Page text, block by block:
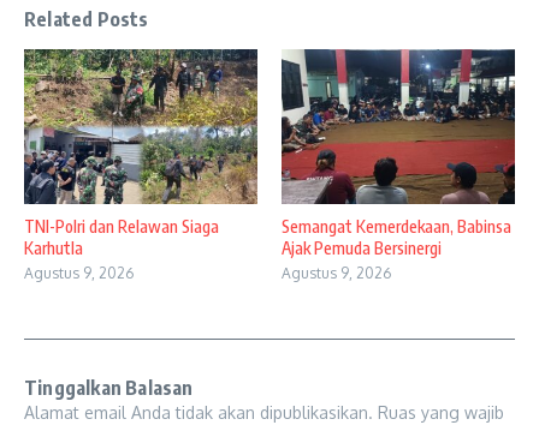
Related Posts
TNI-Polri dan Relawan Siaga
Karhutla
Agustus 9, 2026
Semangat Kemerdekaan, Babinsa
Ajak Pemuda Bersinergi
Agustus 9, 2026
Tinggalkan Balasan
Alamat email Anda tidak akan dipublikasikan. Ruas yang wajib